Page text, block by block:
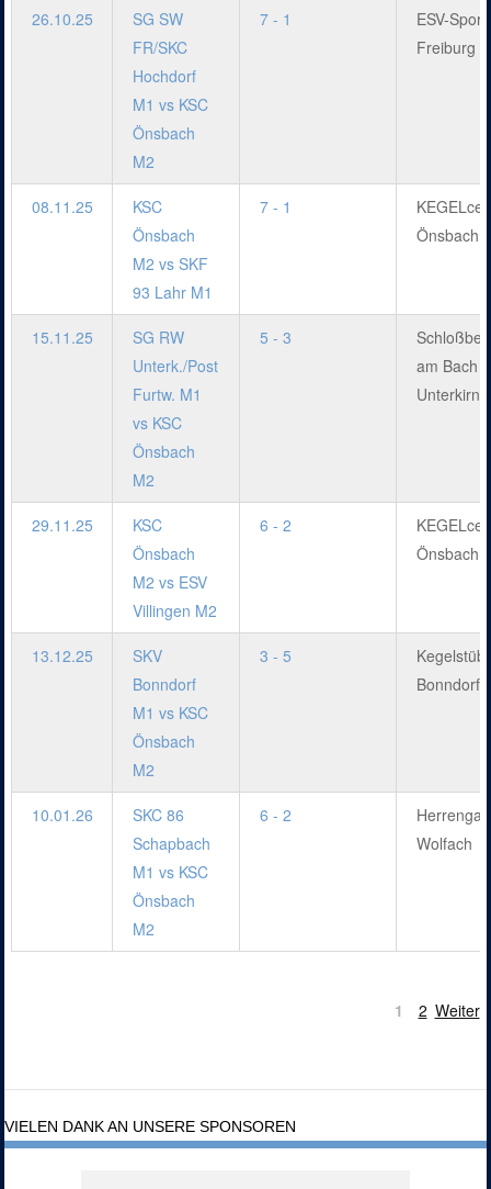
26.10.25
SG SW
FR/SKC
Hochdorf
M1 vs KSC
Önsbach
M2
7 - 1
ESV-
Freiburg
08.11.25
KSC
Önsbach
M2 vs SKF
93 Lahr M1
7 - 1
Önsbach
15.11.25
SG RW
Unterk./Post
Furtw. M1
vs KSC
Önsbach
M2
5 - 3
am Bach
29.11.25
KSC
Önsbach
M2 vs ESV
Villingen M2
6 - 2
Önsbach
13.12.25
SKV
Bonndorf
M1 vs KSC
Önsbach
M2
3 - 5
Bonndorf
10.01.26
SKC 86
Schapbach
M1 vs KSC
Önsbach
M2
6 - 2
Wolfach
1 2 Weiter
VIELEN DANK AN UNSERE SPONSOREN